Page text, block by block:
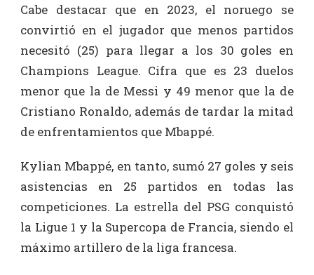
Cabe destacar que en 2023, el noruego se
convirtió en el jugador que menos partidos
necesitó (25) para llegar a los 30 goles en
Champions League. Cifra que es 23 duelos
menor que la de Messi y 49 menor que la de
Cristiano Ronaldo, además de tardar la mitad
de enfrentamientos que Mbappé.
Kylian Mbappé, en tanto, sumó 27 goles y seis
asistencias en 25 partidos en todas las
competiciones. La estrella del PSG conquistó
la Ligue 1 y la Supercopa de Francia, siendo el
máximo artillero de la liga francesa.